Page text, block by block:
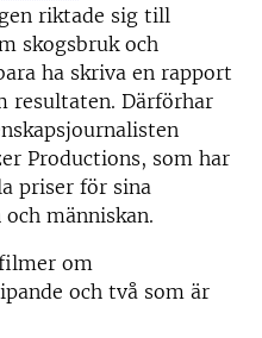
riktade sig till
skogsbruk och
ha skriva en rapport
resultaten. Därförhar
Productions, som har
priser för sina
människan.
om
och två som är